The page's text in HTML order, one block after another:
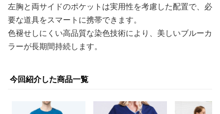
左胸と両サイドのポケットは実用性を考慮した配置で、必
要な道具をスマートに携帯できます。
色褪せしにくい高品質な染色技術により、美しいブルーカ
ラーが長期間持続します。
今回紹介した商品一覧